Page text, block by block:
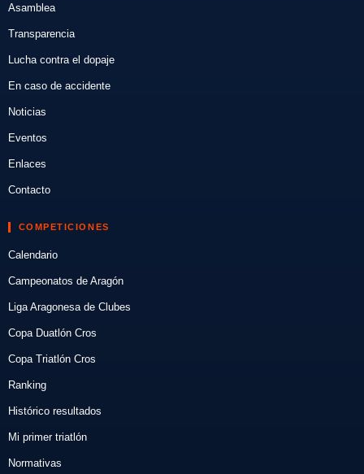
Asamblea
Transparencia
Lucha contra el dopaje
En caso de accidente
Noticias
Eventos
Enlaces
Contacto
COMPETICIONES
Calendario
Campeonatos de Aragón
Liga Aragonesa de Clubes
Copa Duatlón Cros
Copa Triatlón Cros
Ranking
Histórico resultados
Mi primer triatlón
Normativas